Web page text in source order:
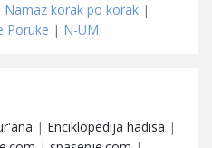
Namaz korak po korak |
Poruke | N-UM
| Enciklopedija hadisa |